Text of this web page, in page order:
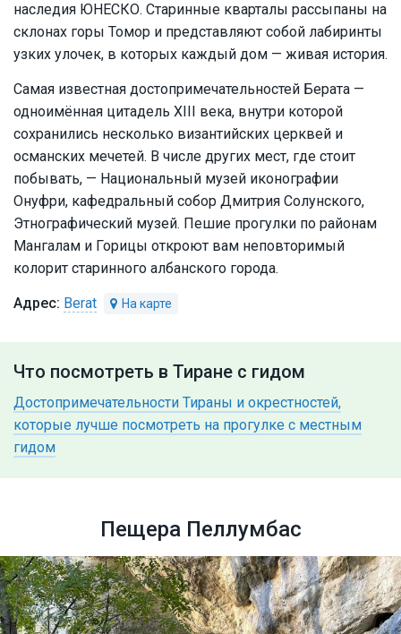
наследия ЮНЕСКО. Старинные кварталы рассыпаны на
склонах горы Томор и представляют собой лабиринты
узких улочек, в которых каждый дом — живая история.
Самая известная достопримечательностей Берата —
одноимённая цитадель XIII века, внутри которой
сохранились несколько византийских церквей и
османских мечетей. В числе других мест, где стоит
побывать, — Национальный музей иконографии
Онуфри, кафедральный собор Дмитрия Солунского,
Этнографический музей. Пешие прогулки по районам
Мангалам и Горицы откроют вам неповторимый
колорит старинного албанского города.
Berat
Что посмотреть в Тиране с гидом
Достопримечательности Тираны и окрестностей,
которые лучше посмотреть на прогулке с местным
гидом
Пещера Пеллумбас